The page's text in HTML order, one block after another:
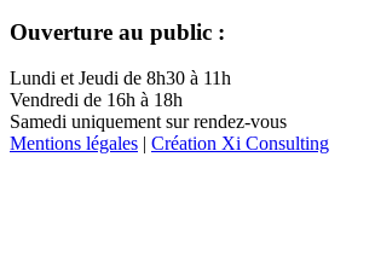
Ouverture au public :
Lundi et Jeudi de 8h30 à 11h
Vendredi de 16h à 18h
Samedi uniquement sur rendez-vous
Mentions légales | Création Xi Consulting